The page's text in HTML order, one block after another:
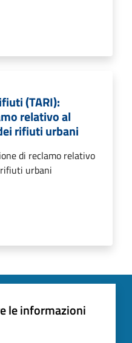
(TARI):
relativo al
rifiuti urbani
di reclamo relativo
urbani
le informazioni